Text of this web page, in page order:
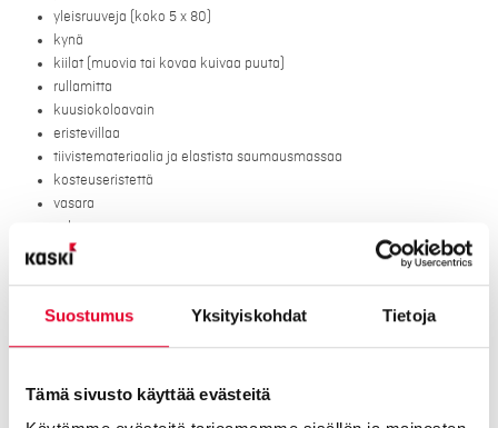
Suostumus Yksityiskohdat Tietoja
Tämä sivusto käyttää evästeitä
yleisruuveja (koko 5 x 80)
kynä
kiilat (muovia tai kovaa kuivaa puuta)
rullamitta
kuusiokoloavain
eristevillaa
tiivistemateriaalia ja elastista saumausmassaa
kosteuseristettä
vasara
saha
ruuvimeisseli